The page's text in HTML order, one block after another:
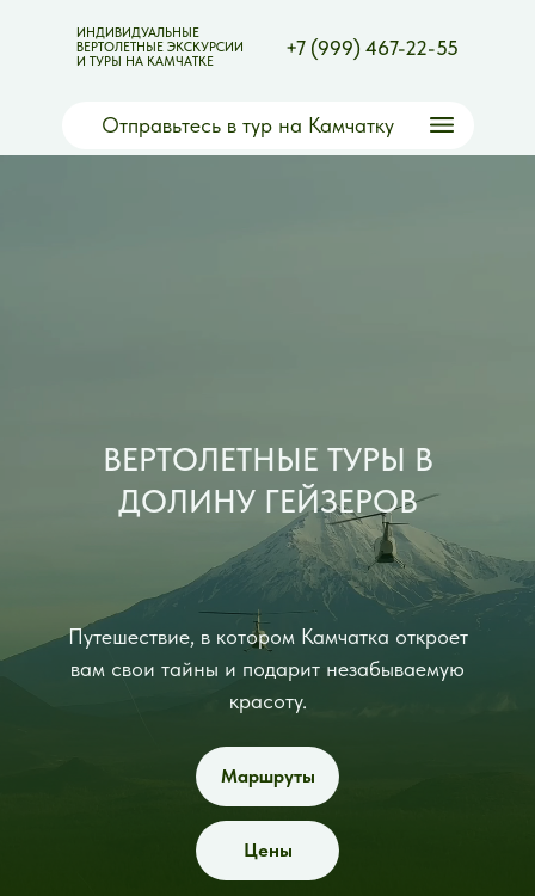
ИНДИВИДУАЛЬНЫЕ
ВЕРТОЛЕТНЫЕ ЭКСКУРСИИ
И ТУРЫ НА КАМЧАТКЕ
+7 (999) 467-22-55
Отправьтесь в тур на Камчатку
ВЕРТОЛЕТНЫЕ ТУРЫ В
ДОЛИНУ ГЕЙЗЕРОВ
Путешествие, в котором Камчатка откроет
вам свои тайны и подарит незабываемую
красоту.
Маршруты
Цены